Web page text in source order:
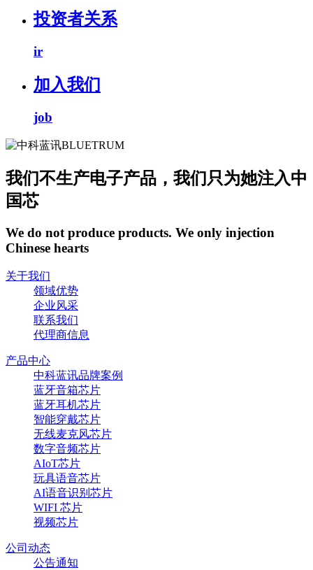
投资者关系
ir
加入我们
job
我们不生产电子产品，我们只为她注入中
国芯
We do not produce products. We only injection
Chinese hearts
关于我们
领域优势
企业风采
联系我们
代理商信息
产品中心
中科蓝讯品牌案例
蓝牙音箱芯片
蓝牙耳机芯片
智能穿戴芯片
无线麦克风芯片
数字音频芯片
AIoT芯片
玩具语音芯片
AI语音识别芯片
WIFI 芯片
视频芯片
公司动态
公告通知